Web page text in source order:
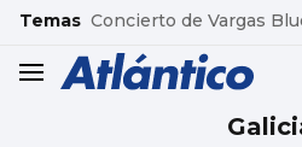
common.go-to-content
Temas Concierto de Vargas
header.menu.open